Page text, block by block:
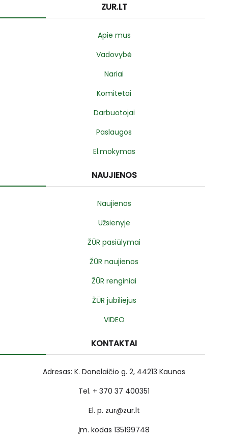
ZUR.LT
Apie mus
Vadovybė
Nariai
Komitetai
Darbuotojai
Paslaugos
El.mokymas
NAUJIENOS
Naujienos
Užsienyje
ŽŪR pasiūlymai
ŽŪR naujienos
ŽŪR renginiai
ŽŪR jubiliejus
VIDEO
KONTAKTAI
Adresas: K. Donelaičio g. 2, 44213 Kaunas
Tel. + 370 37 400351
El. p. zur@zur.lt
Įm. kodas 135199748